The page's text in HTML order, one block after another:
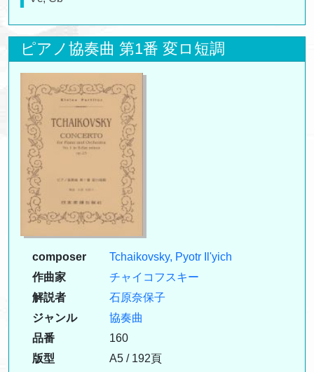
ピアノ協奏曲 第1番 変ロ短調
composer
Tchaikovsky, Pyotr Il'yich
作曲家
チャイコフスキー
解説者
石原奈保子
ジャンル
協奏曲
品番
160
版型
A5 / 192頁